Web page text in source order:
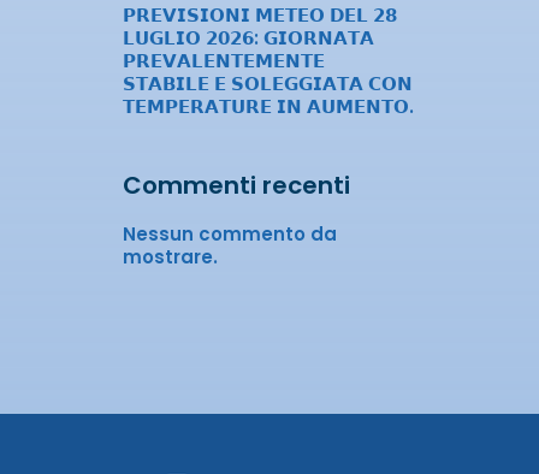
𝗣𝗥𝗘𝗩𝗜𝗦𝗜𝗢𝗡𝗜 𝗠𝗘𝗧𝗘𝗢 𝗗𝗘𝗟 𝟮𝟴
𝗟𝗨𝗚𝗟𝗜𝗢 𝟮𝟬𝟮𝟲: 𝗚𝗜𝗢𝗥𝗡𝗔𝗧𝗔
𝗣𝗥𝗘𝗩𝗔𝗟𝗘𝗡𝗧𝗘𝗠𝗘𝗡𝗧𝗘
𝗦𝗧𝗔𝗕𝗜𝗟𝗘 𝗘 𝗦𝗢𝗟𝗘𝗚𝗚𝗜𝗔𝗧𝗔 𝗖𝗢𝗡
𝗧𝗘𝗠𝗣𝗘𝗥𝗔𝗧𝗨𝗥𝗘 𝗜𝗡 𝗔𝗨𝗠𝗘𝗡𝗧𝗢.
Commenti recenti
Nessun commento da
mostrare.